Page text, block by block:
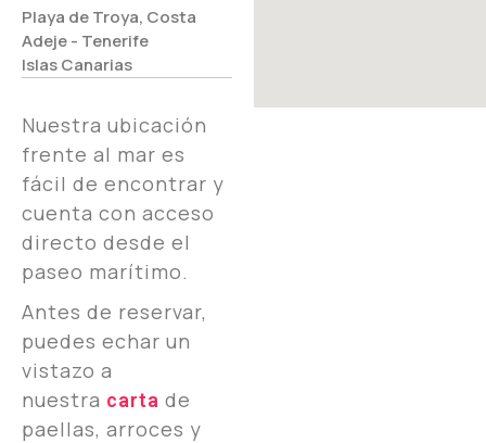
Playa de Troya, Costa
Adeje - Tenerife
Islas Canarias
Nuestra ubicación
frente al mar es
fácil de encontrar y
cuenta con acceso
directo desde el
paseo marítimo.
Antes de reservar,
puedes echar un
vistazo a
nuestra carta de
paellas, arroces y